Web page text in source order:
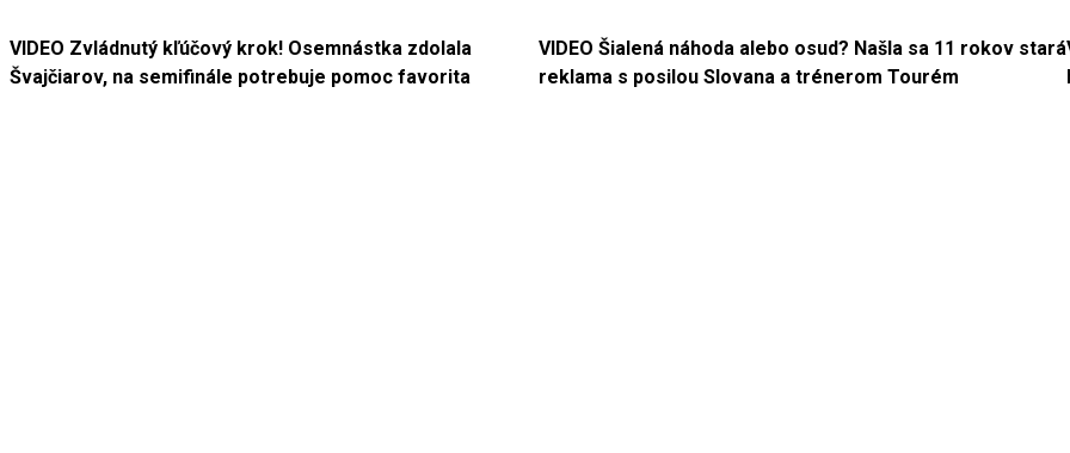
VIDEO Zvládnutý kľúčový krok! Osemnástka zdolala
Švajčiarov, na semifinále potrebuje pomoc favorita
VIDEO Šialená náhoda alebo osud? Našla sa 11 rokov stará
reklama s posilou Slovana a trénerom Tourém